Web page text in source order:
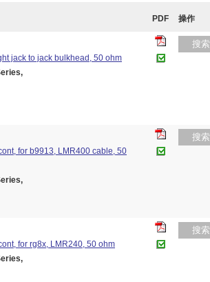
PDF 操作
jack to jack bulkhead, 50 ohm
搜索
for b9913, LMR400 cable, 50
搜索
for rg8x, LMR240, 50 ohm
搜索